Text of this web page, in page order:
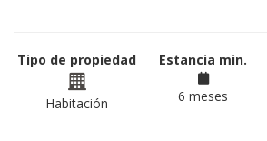
Tipo de propiedad
Habitación
Estancia min.
6 meses